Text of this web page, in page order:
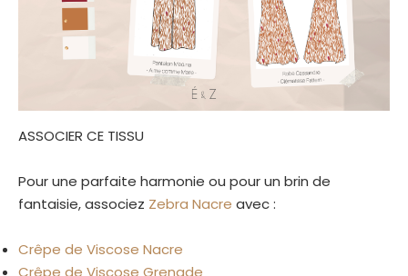
ASSOCIER CE TISSU
Pour une parfaite harmonie ou pour un brin de
fantaisie, associez Zebra Nacre avec :
Crêpe de Viscose Nacre
Crêpe de Viscose Grenade